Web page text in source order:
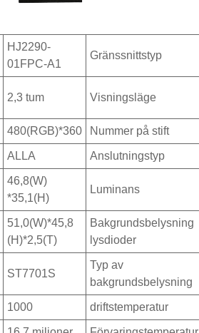
HJ2290-
01FPC-A1
Gränssnittstyp
2,3 tum Visningsläge
480(RGB)*360 Nummer på stift
ALLA Anslutningstyp
46,8(W)
*35,1(H)
Luminans
51,0(W)*45,8
(H)*2,5(T)
Bakgrundsbelysning
lysdioder
ST7701S
Typ av
bakgrundsbelysning
1000 driftstemperatur